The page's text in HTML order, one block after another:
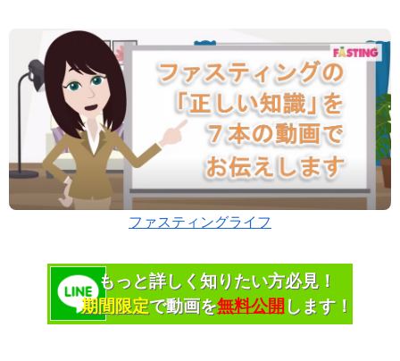
ファスティングライフ
もっと詳しく知りたい方必見！
期間限定で動画を無料公開 します！